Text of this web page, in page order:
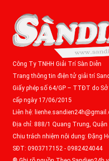
Công Ty TNHH Giải Trí Sàn Diễn
Trang thông tin điện tử giải trí
Giấy phép số 64/GP – TTĐT do
cấp ngày 17/06/2015
Liên hệ:
Địa chỉ: 888/1 Quang Trung, Quận
Chịu trách nhiệm nội dung: Đặng
SĐT: 0903717152 - 0982424044